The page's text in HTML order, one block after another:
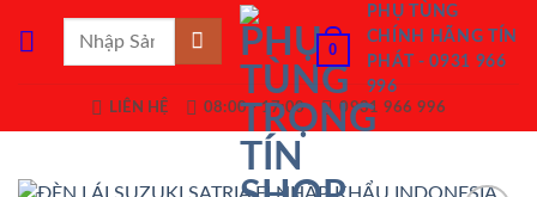
0
PHỤ TÙNG
CHÍNH HÃNG TÍN
PHÁT - 0931 966
996
LIÊN HỆ 08:00 - 17:00 0931 966 996